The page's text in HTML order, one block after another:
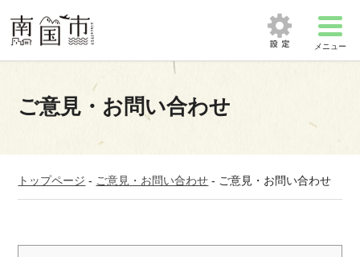
メニュー
ご意見・お問い合わせ
トップページ - ご意見・お問い合わせ - ご意見・お問い合わせ